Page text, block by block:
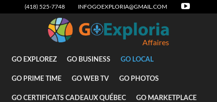
(418) 525-7748 INFOGOEXPLORIA@GMAIL.COM
Affaires
GO EXPLOREZ GO BUSINESS GO LOCAL
GO PRIME TIME GO WEB TV GO PHOTOS
GO CERTIFICATS CADEAUX QUÉBEC GO MARKETPLACE